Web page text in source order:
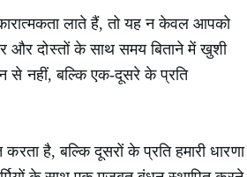
लाते हैं, तो यह न केवल आपको
और दोस्तों के साथ समय बिताने में खुशी
से नहीं, बल्कि एक-दूसरे के प्रति
है, बल्कि दूसरों के प्रति हमारी धारणा